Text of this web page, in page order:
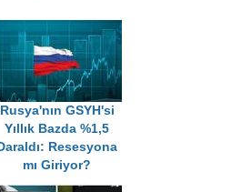
Rusya'nın GSYH'si
Yıllık Bazda %1,5
Daraldı: Resesyona
mı Giriyor?